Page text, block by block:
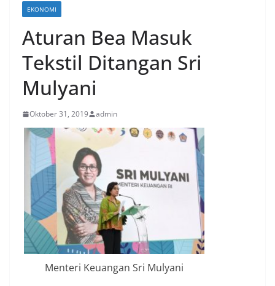
EKONOMI
Aturan Bea Masuk
Tekstil Ditangan Sri
Mulyani
Oktober 31, 2019 admin
Menteri Keuangan Sri Mulyani